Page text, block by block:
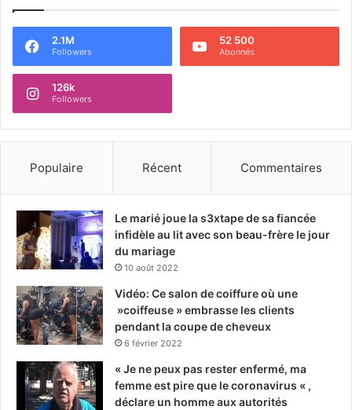
2.1M
Followers
52 500
Abonnés
126k
Followers
Populaire Récent Commentaires
Le marié joue la s3xtape de sa fiancée
infidèle au lit avec son beau-frère le jour
du mariage
10 août 2022
Vidéo: Ce salon de coiffure où une
»coiffeuse » embrasse les clients
pendant la coupe de cheveux
6 février 2022
« Je ne peux pas rester enfermé, ma
femme est pire que le coronavirus « ,
déclare un homme aux autorités